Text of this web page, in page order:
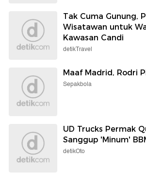
Tak Cuma Gunung,
Wisatawan untuk
Kawasan Candi
detikTravel
Maaf Madrid, Rodri
Sepakbola
UD Trucks Permak
Sanggup 'Minum'
detikOto